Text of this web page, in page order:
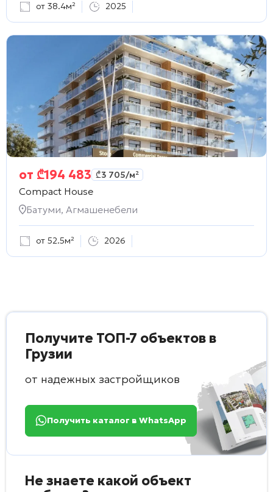
от 38.4м² 2025
от ₾194 483 ₾3 705/м²
Compact House
Батуми, Агмашенебели
от 52.5м² 2026
Получите ТОП-7 объектов в
Грузии
от надежных застройщиков
Получить каталог в WhatsApp
Не знаете какой объект